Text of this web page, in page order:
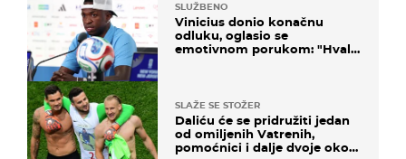
SLUŽBENO
Vinicius donio konačnu
odluku, oglasio se
emotivnom porukom: "Hvala
SLAŽE SE STOŽER
Daliću će se pridružiti jedan
od omiljenih Vatrenih,
pomoćnici i dalje dvoje oko